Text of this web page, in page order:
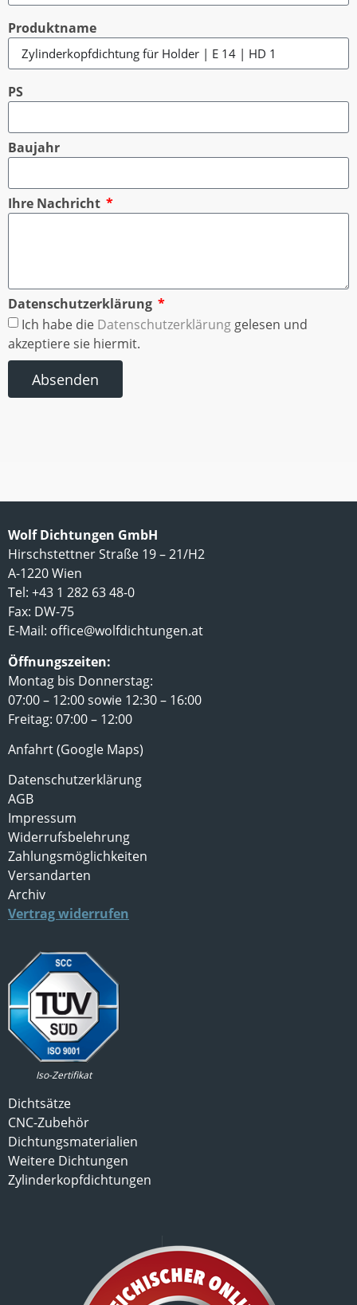
Produktname
PS
Baujahr
Ihre Nachricht
Datenschutzerklärung
Ich habe die Datenschutzerklärung gelesen und
akzeptiere sie hiermit.
Absenden
Wolf Dichtungen GmbH
Hirschstettner Straße 19 – 21/H2
A-1220 Wien
Tel: +43 1 282 63 48-0
Fax: DW-75
E-Mail: office@wolfdichtungen.at
Öffnungszeiten:
Montag bis Donnerstag:
07:00 – 12:00 sowie 12:30 – 16:00
Freitag: 07:00 – 12:00
Anfahrt (Google Maps)
Datenschutzerklärung
AGB
Impressum
Widerrufsbelehrung
Zahlungsmöglichkeiten
Versandarten
Archiv
Vertrag widerrufen
Iso-Zertifikat
Dichtsätze
CNC-Zubehör
Dichtungsmaterialien
Weitere Dichtungen
Zylinderkopfdichtungen